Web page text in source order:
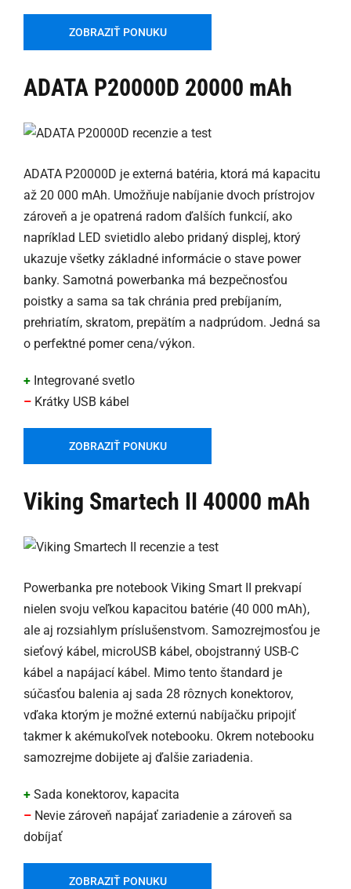
ZOBRAZIŤ PONUKU
ADATA P20000D 20000 mAh
ADATA P20000D je externá batéria, ktorá má kapacitu
až 20 000 mAh. Umožňuje nabíjanie dvoch prístrojov
zároveň a je opatrená radom ďalších funkcií, ako
napríklad LED svietidlo alebo pridaný displej, ktorý
ukazuje všetky základné informácie o stave power
banky. Samotná powerbanka má bezpečnosťou
poistky a sama sa tak chránia pred prebíjaním,
prehriatím, skratom, prepätím a nadprúdom. Jedná sa
o perfektné pomer cena/výkon.
+ Integrované svetlo
– Krátky USB kábel
ZOBRAZIŤ PONUKU
Viking Smartech II 40000 mAh
Powerbanka pre notebook Viking Smart II prekvapí
nielen svoju veľkou kapacitou batérie (40 000 mAh),
ale aj rozsiahlym príslušenstvom. Samozrejmosťou je
sieťový kábel, microUSB kábel, obojstranný USB-C
kábel a napájací kábel. Mimo tento štandard je
súčasťou balenia aj sada 28 rôznych konektorov,
vďaka ktorým je možné externú nabíjačku pripojiť
takmer k akémukoľvek notebooku. Okrem notebooku
samozrejme dobijete aj ďalšie zariadenia.
+ Sada konektorov, kapacita
– Nevie zároveň napájať zariadenie a zároveň sa
dobíjať
ZOBRAZIŤ PONUKU